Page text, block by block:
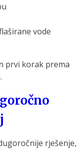
vode
prvi korak prema
rješenje,